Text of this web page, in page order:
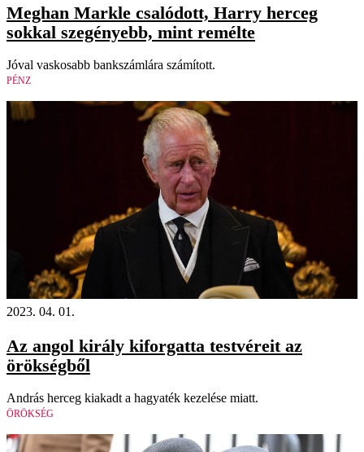
Meghan Markle csalódott, Harry herceg
sokkal szegényebb, mint remélte
Jóval vaskosabb bankszámlára számított.
PÉNZ
2023. 04. 01.
Az angol király kiforgatta testvéreit az
örökségből
András herceg kiakadt a hagyaték kezelése miatt.
ÖRÖKSÉG